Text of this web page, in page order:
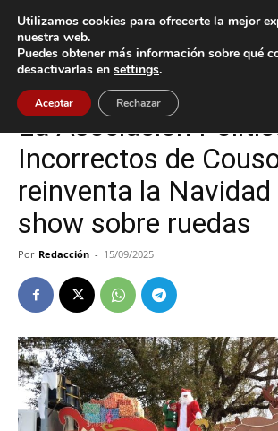
Inicio Cultura / Ocio
Cultura / Ocio Gondomar
La Asociación
Incorrectos de
reinventa la Navidad
show sobre ruedas
Por Redacción - 15/09/2025
Utilizamos cookies para ofrecerte la mejor
nuestra web.
Puedes obtener más información sobre qué
desactivarlas en settings.
Aceptar Rechazar